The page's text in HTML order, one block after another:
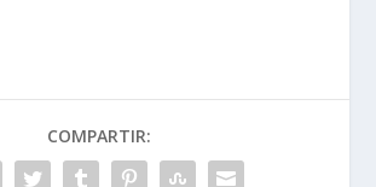
COMPARTIR: